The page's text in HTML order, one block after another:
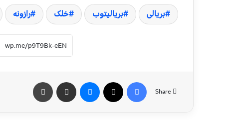
بریالی بریالیتوب خلک رازونه
Share